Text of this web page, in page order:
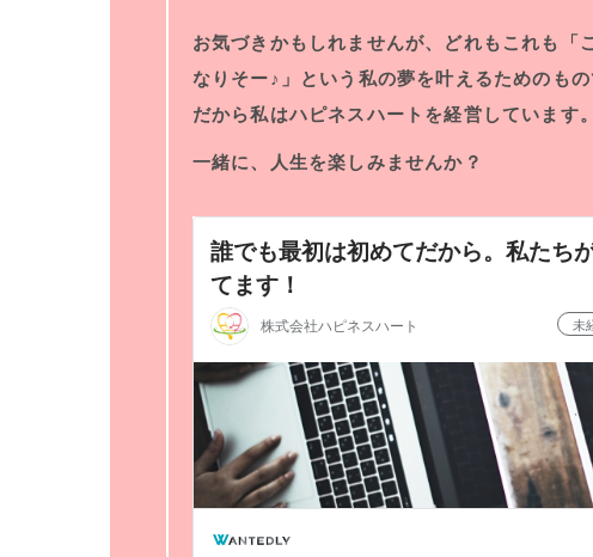
お気づきかもしれませんが、どれもこれも「
なりそー♪」という私の夢を叶えるためのもの
だから私はハピネスハートを経営しています。
一緒に、人生を楽しみませんか？